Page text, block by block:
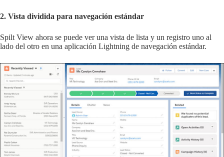
2. Vista dividida para navegación estándar
Spilt View ahora se puede ver una vista de lista y un registro uno al
lado del otro en una aplicación Lightning de navegación estándar.